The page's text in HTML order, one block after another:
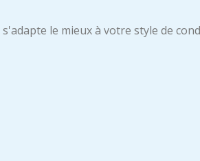
le mieux à votre style de